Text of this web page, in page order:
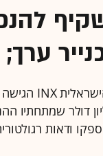
כנייר
של 5 מיליון
ודאות